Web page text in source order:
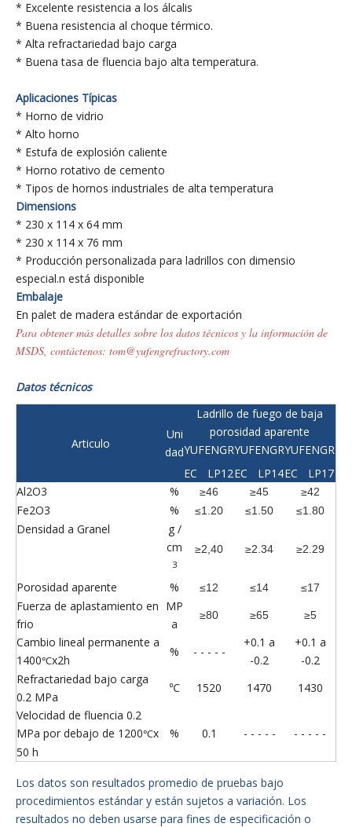
* Excelente resistencia a los álcalis
* Buena resistencia al choque térmico.
* Alta refractariedad bajo carga
* Buena tasa de fluencia bajo alta temperatura.
Aplicaciones Típicas
* Horno de vidrio
* Alto horno
* Estufa de explosión caliente
* Horno rotativo de cemento
* Tipos de hornos industriales de alta temperatura
Dimensions
* 230 x 114 x 64 mm
* 230 x 114 x 76 mm
* Producción personalizada para ladrillos con dimensio
especial.n está disponible
Embalaje
En palet de madera estándar de exportación
Para obtener más detalles sobre los datos técnicos y la información de
MSDS, contáctenos: tom@yufengrefractory.com
Datos técnicos
Articulo
Uni
dad
Ladrillo de fuego de baja
porosidad aparente
YUFENGR
EC
LP12
YUFENGR
EC
LP14
YUFENGR
EC
LP17
Al2O3
% ≥46 ≥45 ≥42
Fe2O3 % ≤1.20 ≤1.50 ≤1.80
Densidad a Granel
g /
cm
3
≥2,40 ≥2.34 ≥2.29
Porosidad aparente % ≤12 ≤14 ≤17
Fuerza de aplastamiento en
frio
MP
a
≥80 ≥65 ≥5
Cambio lineal permanente a
1400℃x2h
% - - - - -
+0.1 a
-0.2
+0.1 a
-0.2
Refractariedad bajo carga
0.2 MPa
℃ 1520 1470
1430
Velocidad de fluencia 0.2
MPa por debajo de 1200℃x
50 h
% 0.1 - - - - - - - - - -
Los datos son resultados promedio de pruebas bajo
procedimientos estándar y están sujetos a variación. Los
resultados no deben usarse para fines de especificación o